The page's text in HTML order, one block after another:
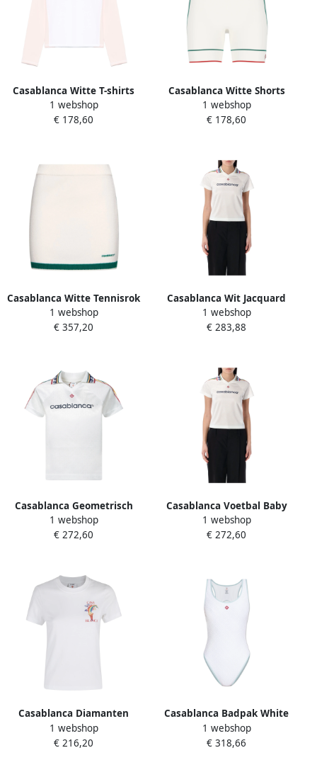
Casablanca Witte T-shirts
en Polos met Logo White
Dames
1 webshop
€ 178,60
Casablanca Witte Shorts
met Contrasterende
Kleurbanden White Dames
1 webshop
€ 178,60
Casablanca Witte Tennisrok
met Logo Borduursel White
Dames
1 webshop
€ 357,20
Casablanca Wit Jacquard
Monogram Voetbal T-shirt
White Dames
1 webshop
€ 283,88
Casablanca Geometrisch
Jacquard V-Hals T-Shirt
White Dames
1 webshop
€ 272,60
Casablanca Voetbal Baby
Tee White Dames
1 webshop
€ 272,60
Casablanca Diamanten
Kolom T-shirt White Dames
1 webshop
€ 216,20
Casablanca Badpak White
Dames
1 webshop
€ 318,66